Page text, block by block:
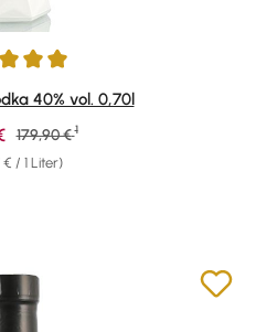
von 5 von 5 Sternen
40% vol. 0,70l
/ 1 Liter)
Verkaufspreis:
Regulärer Preis:
179,90 € 1